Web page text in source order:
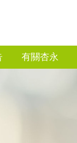
有關杏永